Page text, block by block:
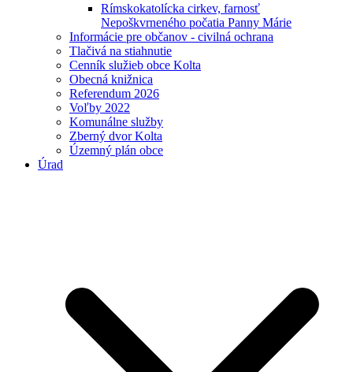
Rímskokatolícka cirkev, farnosť
Nepoškvrneného počatia Panny Márie
Informácie pre občanov - civilná ochrana
Tlačivá na stiahnutie
Cenník služieb obce Kolta
Obecná knižnica
Referendum 2026
Voľby 2022
Komunálne služby
Zberný dvor Kolta
Územný plán obce
Úrad